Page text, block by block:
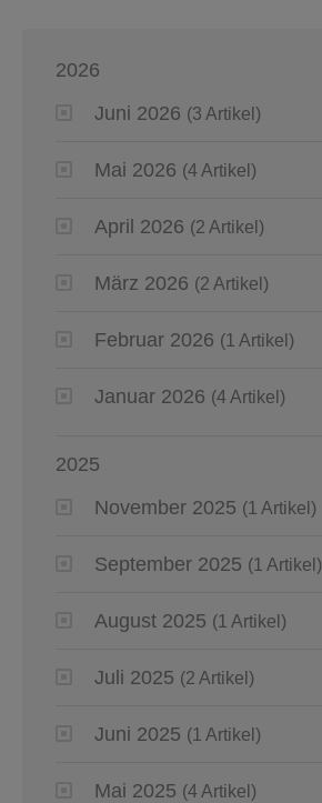
2026
Juni 2026 (3 Artikel)
Mai 2026 (4 Artikel)
April 2026 (2 Artikel)
März 2026 (2 Artikel)
Februar 2026 (1 Artikel)
Januar 2026 (4 Artikel)
2025
November 2025 (1 Artikel)
September 2025 (1 Artikel)
August 2025 (1 Artikel)
Juli 2025 (2 Artikel)
Juni 2025 (1 Artikel)
Mai 2025 (4 Artikel)